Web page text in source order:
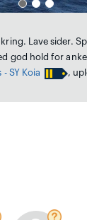
Lave sider.
god hold for
SY Koia
,